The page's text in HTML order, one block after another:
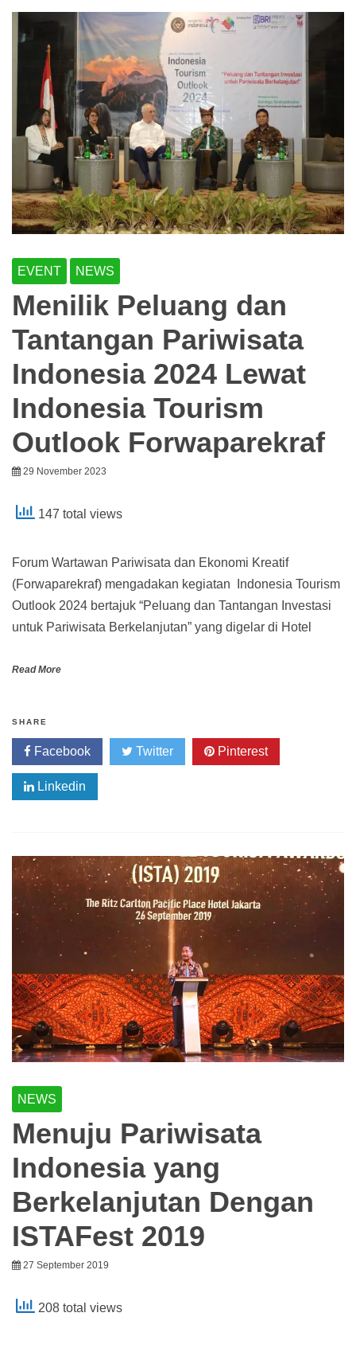
EVENT NEWS
Menilik Peluang dan
Tantangan Pariwisata
Indonesia 2024 Lewat
Indonesia Tourism
Outlook Forwaparekraf
29 November 2023
147 total views
Forum Wartawan Pariwisata dan Ekonomi Kreatif
(Forwaparekraf) mengadakan kegiatan Indonesia Tourism
Outlook 2024 bertajuk “Peluang dan Tantangan Investasi
untuk Pariwisata Berkelanjutan” yang digelar di Hotel
Read More
SHARE
Facebook Twitter Pinterest
Linkedin
NEWS
Menuju Pariwisata
Indonesia yang
Berkelanjutan Dengan
ISTAFest 2019
27 September 2019
208 total views